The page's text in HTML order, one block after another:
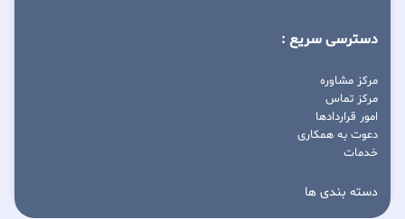
دسترسی سریع :
مرکز مشاوره
مرکز تماس
امور قراردادها
دعوت به همکاری
خدمات
دسته بندی ها